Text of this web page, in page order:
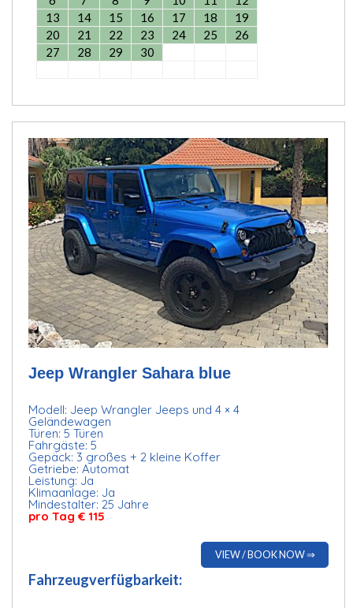
13
14 15 16 17 18
19
20
21 22 23 24 25
26
27
28 29 30
Jeep Wrangler Sahara blue
Modell: Jeep Wrangler Jeeps und 4 × 4
Geländewagen
Türen: 5 Türen
Fahrgäste: 5
Gepäck: 3 großes + 2 kleine Koffer
Getriebe: Automat
Leistung: Ja
Klimaanlage: Ja
Mindestalter: 25 Jahre
pro Tag € 115
VIEW / BOOK NOW ⇒
Fahrzeugverfügbarkeit: